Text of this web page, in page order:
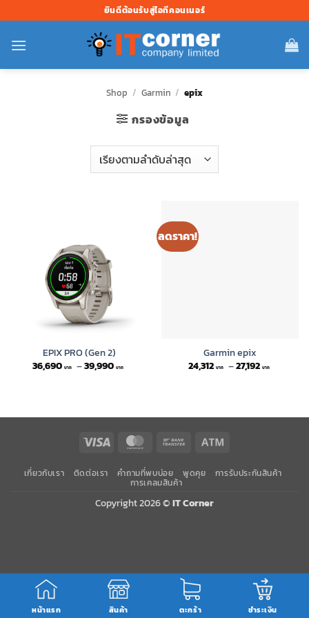
ไป
ยัง
ยินดีต้อนรับสู่ไอทีคอนเนอร์
Shop / Garmin / epix
กรองข้อมูล
EPIX PRO (Gen 2)
36,690
–39,990
ลดราคา!
Garmin epix
24,312
–27,192
หน้าแรก สินค้า ตะกร้า ชำระเงิน
Visa MasterCard Bank
เกี่ยวกับเรา ติดต่อเรา คำถามที่พบบ่อย พูดคุย การรับประกันสินค้า
การเคลมสินค้า
Copyright 2026 ©IT Corner